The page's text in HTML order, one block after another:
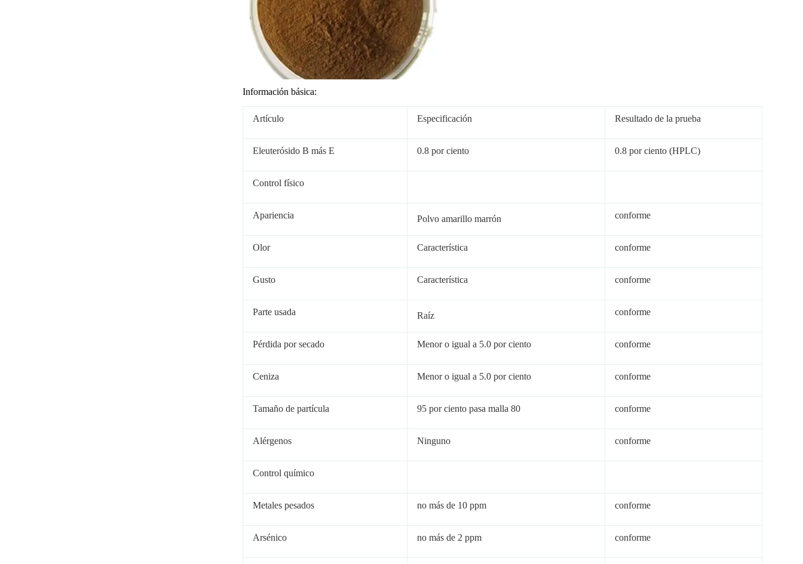
Información básica:
Artículo Especificación Resultado de la prueba
Eleuterósido B más E 0.8 por ciento 0.8 por ciento (HPLC)
Control físico
Apariencia Polvo amarillo marrón conforme
Olor Característica conforme
Gusto Característica conforme
Parte usada Raíz conforme
Pérdida por secado Menor o igual a 5.0 por ciento conforme
Ceniza Menor o igual a 5.0 por ciento conforme
Tamaño de partícula 95 por ciento pasa malla 80 conforme
Alérgenos Ninguno conforme
Control químico
Metales pesados no más de 10 ppm conforme
Arsénico no más de 2 ppm conforme